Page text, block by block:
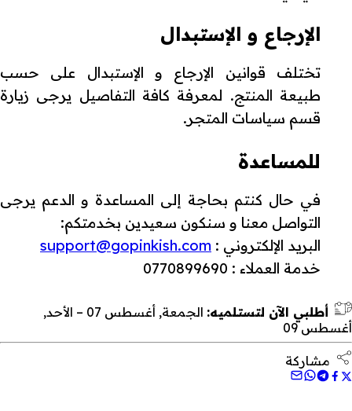
الإرجاع و الإستبدال
تختلف قوانين الإرجاع و الإستبدال على حسب
طبيعة المنتج. لمعرفة كافة التفاصيل يرجى زيارة
قسم سياسات المتجر.
للمساعدة
في حال كنتم بحاجة إلى المساعدة و الدعم يرجى
التواصل معنا و سنكون سعيدين بخدمتكم:
البريد الإلكتروني : support@gopinkish.com
خدمة العملاء : 0770899690
أطلبي الآن لتستلميه:
الجمعة, أغسطس 07 – الأحد,
أغسطس 09
مشاركة